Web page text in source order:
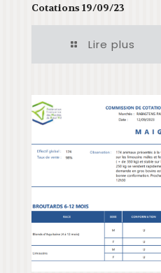
Cotations 19/09/23
Lire plus